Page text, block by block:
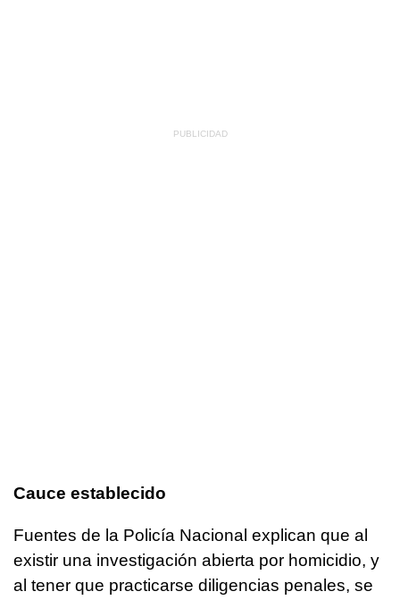
Cauce establecido
Fuentes de la Policía Nacional explican que al
existir una investigación abierta por homicidio, y
al tener que practicarse diligencias penales, se